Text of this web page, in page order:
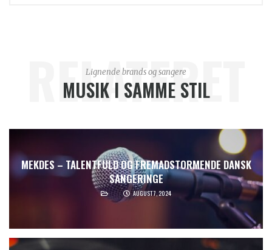
RELATERET
Lignende brands og sangere
MUSIK I SAMME STIL
MEKDES – TALENTFULD OG FREMADSTORMENDE DANSK
SANGERINGE
AUGUST 7, 2024